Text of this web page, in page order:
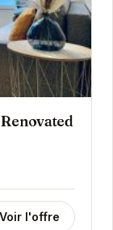
Voir l'offre